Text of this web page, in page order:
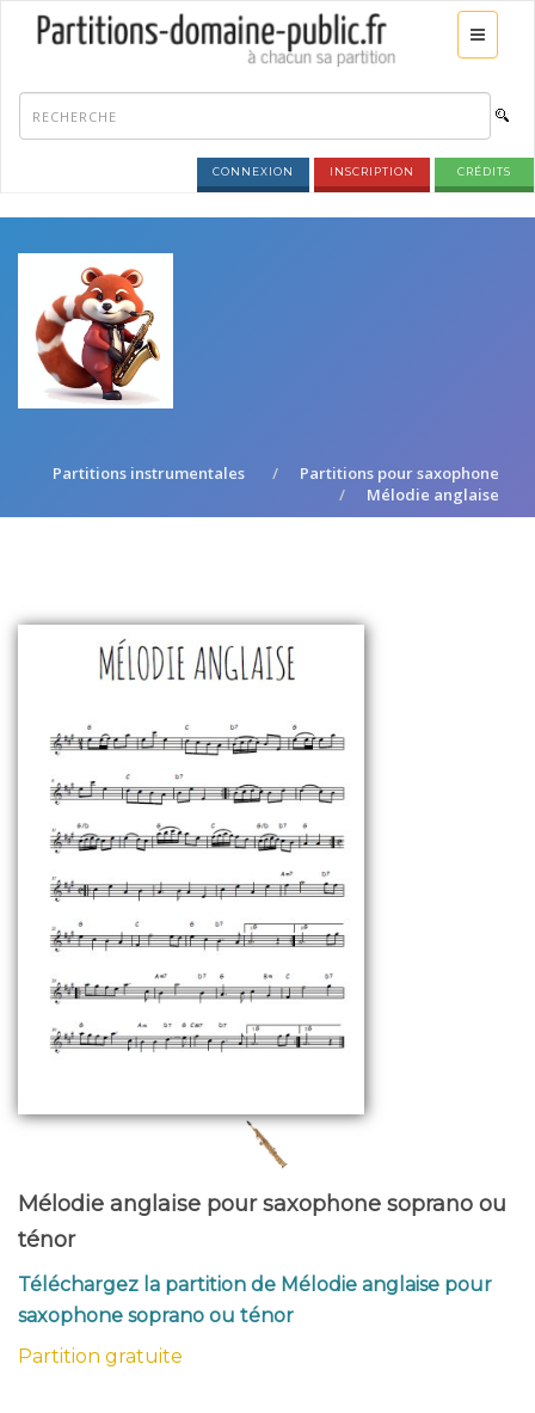
CONNEXION INSCRIPTION CRÉDITS
Partitions instrumentales
Partitions pour saxophone
Mélodie anglaise
Mélodie anglaise pour saxophone soprano ou
ténor
Téléchargez la partition de Mélodie anglaise pour
saxophone soprano ou ténor
Partition gratuite